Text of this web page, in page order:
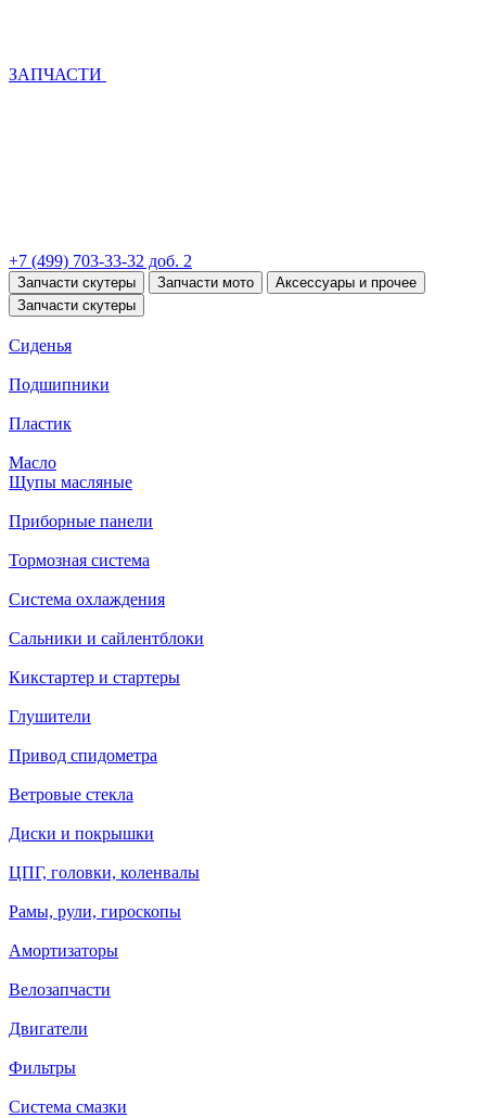
ЗАПЧАСТИ
+7 (499) 703-33-32 доб. 2
Запчасти скутеры Запчасти мото
Аксессуары и прочее
Запчасти скутеры
Сиденья
Подшипники
Пластик
Масло
Щупы масляные
Приборные панели
Тормозная система
Система охлаждения
Сальники и сайлентблоки
Кикстартер и стартеры
Глушители
Привод спидометра
Ветровые стекла
Диски и покрышки
ЦПГ, головки, коленвалы
Рамы, рули, гироскопы
Амортизаторы
Велозапчасти
Двигатели
Фильтры
Система смазки